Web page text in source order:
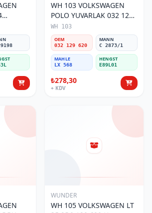
620
WH 103 VOLKSWAGEN
POLO YUVARLAK 032 129
620 Hava Filtresi
WH 103
OEM
032 129 620
MANN
C 2873/1
MAHLE
LX 568
HENGST
E89L01
₺278,30
+ KDV
WUNDER
WH 105 VOLKSWAGEN LT